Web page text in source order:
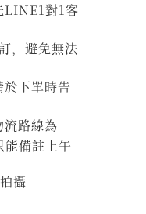
LINE1對1客
，避免無法
下單時告
流路線為
能備註上午
攝